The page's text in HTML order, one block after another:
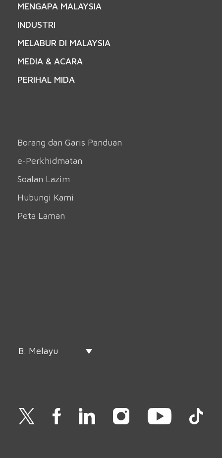
MENGAPA MALAYSIA
INDUSTRI
MELABUR DI MALAYSIA
MEDIA & ACARA
PERIHAL MIDA
Borang dan Garis Panduan
e-Perkhidmatan
Soalan Lazim
Hubungi Kami
Peta Laman
B. Melayu